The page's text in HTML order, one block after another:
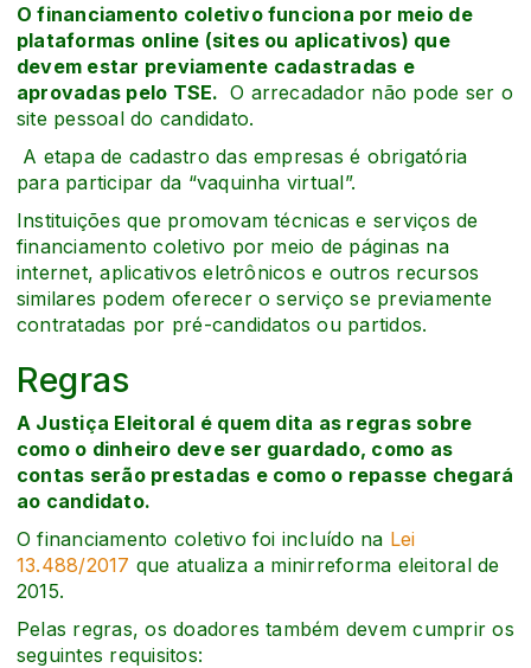
O financiamento coletivo funciona por meio de
plataformas online (sites ou aplicativos) que
devem estar previamente cadastradas e
aprovadas pelo TSE. O arrecadador não pode ser o
site pessoal do candidato.
A etapa de cadastro das empresas é obrigatória
para participar da “vaquinha virtual”.
Instituições que promovam técnicas e serviços de
financiamento coletivo por meio de páginas na
internet, aplicativos eletrônicos e outros recursos
similares podem oferecer o serviço se previamente
contratadas por pré-candidatos ou partidos.
Regras
A Justiça Eleitoral é quem dita as regras sobre
como o dinheiro deve ser guardado, como as
contas serão prestadas e como o repasse chegará
ao candidato.
O financiamento coletivo foi incluído na Lei
13.488/2017 que atualiza a minirreforma eleitoral de
2015.
Pelas regras, os doadores também devem cumprir os
seguintes requisitos: